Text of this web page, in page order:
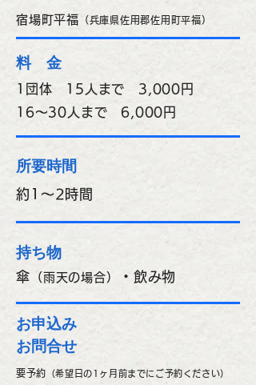
宿場町平福 （兵庫県佐用郡佐用町平福）
料 金
1団体 15人まで 3,000円
16～30人まで 6,000円
所要時間
約1～2時間
持ち物
傘 （雨天の場合） ・飲み物
お申込み
​お問合せ
要予約 （希望日の1ヶ月前までにご予約ください）